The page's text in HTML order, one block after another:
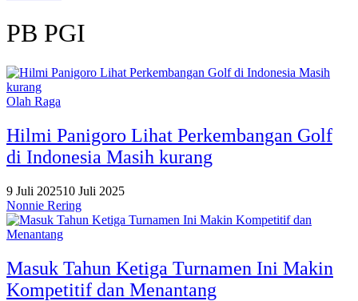
PB PGI
Olah Raga
Hilmi Panigoro Lihat Perkembangan Golf
di Indonesia Masih kurang
9 Juli 202510 Juli 2025
Nonnie Rering
Masuk Tahun Ketiga Turnamen Ini Makin
Kompetitif dan Menantang